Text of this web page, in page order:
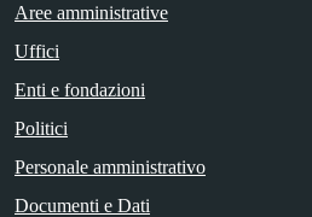
Aree amministrative
Uffici
Enti e fondazioni
Politici
Personale amministrativo
Documenti e Dati